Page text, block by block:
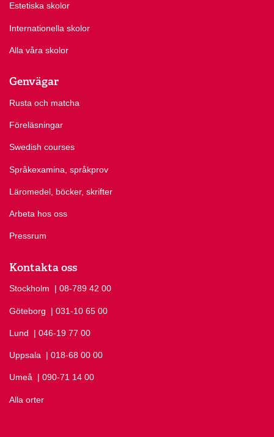
Estetiska skolor
Internationella skolor
Alla våra skolor
Genvägar
Rusta och matcha
Föreläsningar
Swedish courses
Språkexamina, språkprov
Läromedel, böcker, skrifter
Arbeta hos oss
Pressrum
Kontakta oss
Stockholm Ring Stockholm på
| 08-789 42 00
Göteborg Ring Göteborg på
| 031-10 65 00
Lund Ring Lund på
| 046-19 77 00
Uppsala Ring Uppsala på
| 018-68 00 00
Umeå Ring Umeå på
| 090-71 14 00
Alla orter